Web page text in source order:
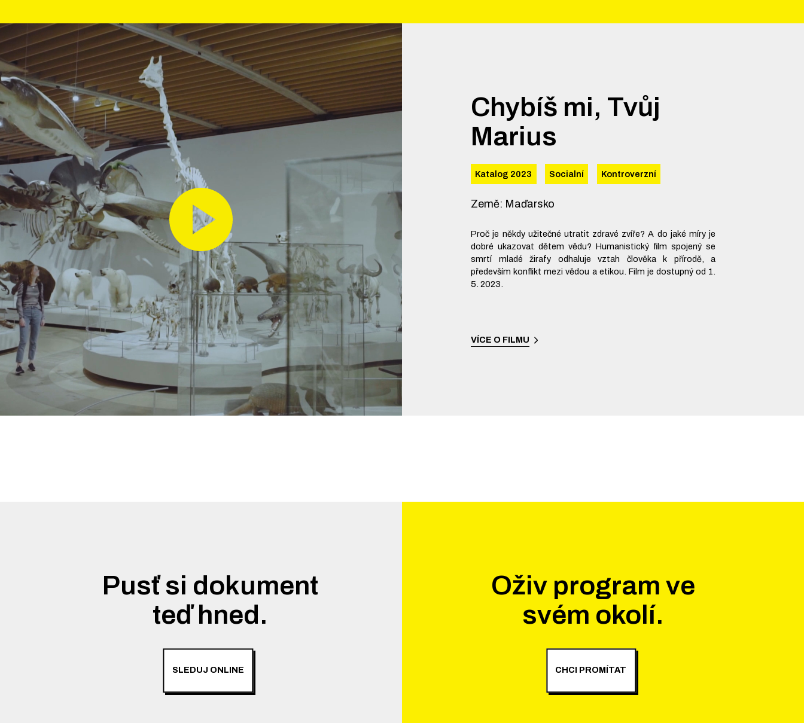
Chybíš mi, Tvůj
Marius
Katalog 2023 Socialní Kontroverzní
Země: Maďarsko
Proč je někdy užitečné utratit zdravé zvíře? A do jaké míry je
dobré ukazovat dětem vědu? Humanistický film spojený se
smrtí mladé žirafy odhaluje vztah člověka k přírodě, a
především konflikt mezi vědou a etikou. Film je dostupný od 1.
5. 2023.
VÍCE O FILMU
Pusť si dokument
teď hned.
SLEDUJ ONLINE
Oživ program ve
svém okolí.
CHCI PROMÍTAT